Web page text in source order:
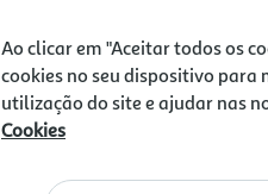
Vamos
Ao clicar em "Aceitar todos os
cookies no seu dispositivo para
utilização do site e ajudar nas
Cookies